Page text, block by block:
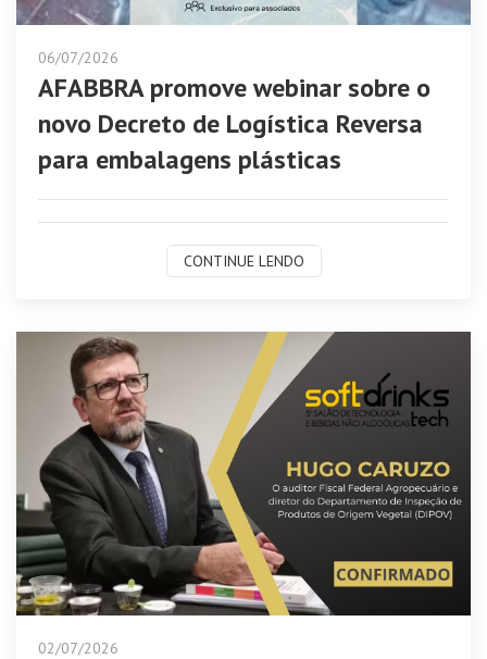
06/07/2026
AFABBRA promove webinar sobre o
novo Decreto de Logística Reversa
para embalagens plásticas
CONTINUE LENDO
02/07/2026